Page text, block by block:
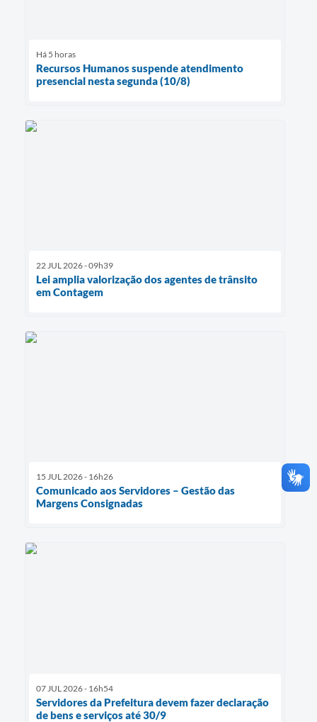
Há 5 horas
Recursos Humanos suspende atendimento
presencial nesta segunda (10/8)
22 JUL 2026 - 09h39
Lei amplia valorização dos agentes de trânsito
em Contagem
15 JUL 2026 - 16h26
Comunicado aos Servidores – Gestão das
Margens Consignadas
07 JUL 2026 - 16h54
Servidores da Prefeitura devem fazer declaração
de bens e serviços até 30/9